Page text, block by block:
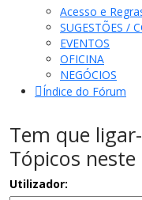
ATIVIDADES
NOTÍCIAS
FÓRUM
Acesso e
SUGESTÕES /
EVENTOS
OFICINA
NEGÓCIOS
Índice do Fórum
Tem que
Tópicos
Utilizador: